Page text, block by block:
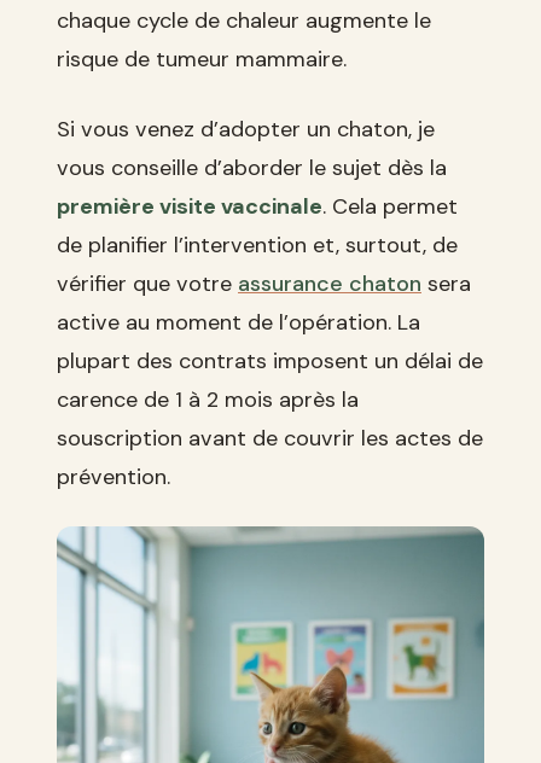
chaque cycle de chaleur augmente le
risque de tumeur mammaire.
Si vous venez d’adopter un chaton, je
vous conseille d’aborder le sujet dès la
première visite vaccinale. Cela permet
de planifier l’intervention et, surtout, de
vérifier que votre assurance chaton sera
active au moment de l’opération. La
plupart des contrats imposent un délai de
carence de 1 à 2 mois après la
souscription avant de couvrir les actes de
prévention.